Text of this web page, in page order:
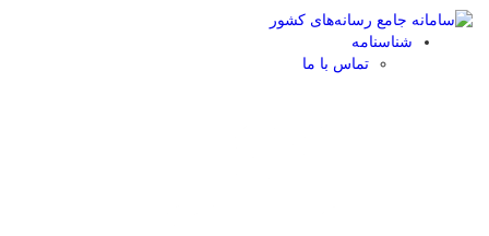
شناسنامه
تماس با ما